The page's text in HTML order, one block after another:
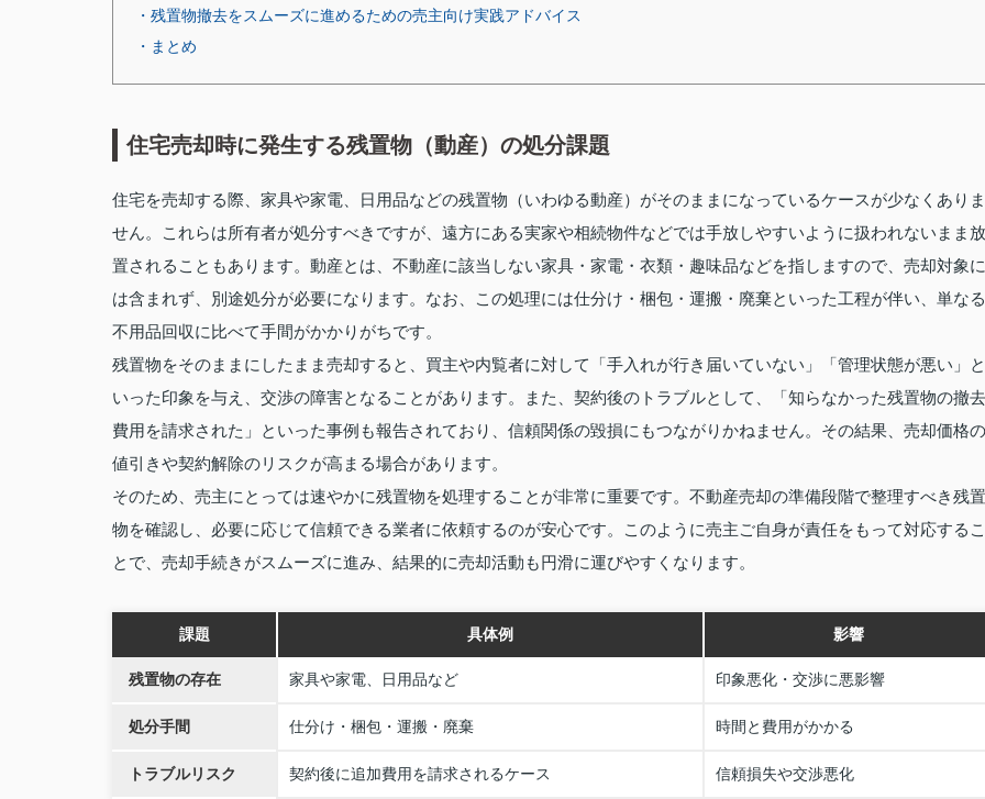
・残置物撤去をスムーズに進めるための売主向け実践アドバイス
・まとめ
住宅売却時に発生する残置物（動産）の処分課題
住宅を売却する際、家具や家電、日用品などの残置物（いわゆる動産）がそのままになっているケースが少なくありま
せん。これらは所有者が処分すべきですが、遠方にある実家や相続物件などでは手放しやすいように扱われないまま放
置されることもあります。動産とは、不動産に該当しない家具・家電・衣類・趣味品などを指しますので、売却対象に
は含まれず、別途処分が必要になります。なお、この処理には仕分け・梱包・運搬・廃棄といった工程が伴い、単なる
不用品回収に比べて手間がかかりがちです。
残置物をそのままにしたまま売却すると、買主や内覧者に対して「手入れが行き届いていない」「管理状態が悪い」と
いった印象を与え、交渉の障害となることがあります。また、契約後のトラブルとして、「知らなかった残置物の撤去
費用を請求された」といった事例も報告されており、信頼関係の毀損にもつながりかねません。その結果、売却価格の
値引きや契約解除のリスクが高まる場合があります。
そのため、売主にとっては速やかに残置物を処理することが非常に重要です。不動産売却の準備段階で整理すべき残置
物を確認し、必要に応じて信頼できる業者に依頼するのが安心です。このように売主ご自身が責任をもって対応するこ
とで、売却手続きがスムーズに進み、結果的に売却活動も円滑に運びやすくなります。
課題 具体例 影響
残置物の存在 家具や家電、日用品など 印象悪化・交渉に悪影響
処分手間 仕分け・梱包・運搬・廃棄 時間と費用がかかる
トラブルリスク 契約後に追加費用を請求されるケース 信頼損失や交渉悪化